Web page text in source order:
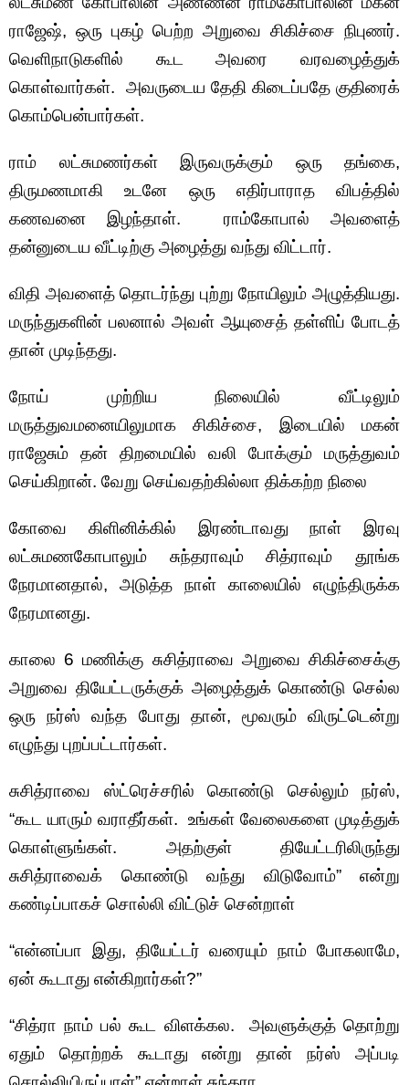
ராஜேஷ், ஒரு புகழ் பெற்ற அறுவை சிகிச்சை நிபுணர்.
வெளிநாடுகளில் கூட அவரை வரவழைத்துக்
கொள்வார்கள். அவருடைய தேதி கிடைப்பதே குதிரைக்
கொம்பென்பார்கள்.
ராம் லட்சுமணர்கள் இருவருக்கும் ஒரு தங்கை,
திருமணமாகி உடனே ஒரு எதிர்பாராத விபத்தில்
கணவனை இழந்தாள். ராம்கோபால் அவளைத்
தன்னுடைய வீட்டிற்கு அழைத்து வந்து விட்டார்.
விதி அவளைத் தொடர்ந்து புற்று நோயிலும் அழுத்தியது.
மருந்துகளின் பலனால் அவள் ஆயுசைத் தள்ளிப் போடத்
தான் முடிந்தது.
நோய் முற்றிய நிலையில் வீட்டிலும்
மருத்துவமனையிலுமாக சிகிச்சை, இடையில் மகன்
ராஜேசும் தன் திறமையில் வலி போக்கும் மருத்துவம்
செய்கிறான். வேறு செய்வதற்கில்லா திக்கற்ற நிலை
கோவை கிளினிக்கில் இரண்டாவது நாள் இரவு
லட்சுமணகோபாலும் சுந்தராவும் சித்ராவும் தூங்க
நேரமானதால், அடுத்த நாள் காலையில் எழுந்திருக்க
நேரமானது.
காலை 6 மணிக்கு சுசித்ராவை அறுவை சிகிச்சைக்கு
அறுவை தியேட்டருக்குக் அழைத்துக் கொண்டு செல்ல
ஒரு நர்ஸ் வந்த போது தான், மூவரும் விருட்டென்று
எழுந்து புறப்பட்டார்கள்.
சுசித்ராவை ஸ்ட்ரெச்சரில் கொண்டு செல்லும் நர்ஸ்,
“கூட யாரும் வராதீர்கள். உங்கள் வேலைகளை முடித்துக்
கொள்ளுங்கள். அதற்குள் தியேட்டரிலிருந்து
சுசித்ராவைக் கொண்டு வந்து விடுவோம்” என்று
கண்டிப்பாகச் சொல்லி விட்டுச் சென்றாள்
“என்னப்பா இது, தியேட்டர் வரையும் நாம் போகலாமே,
ஏன் கூடாது என்கிறார்கள்?”
“சித்ரா நாம் பல் கூட விளக்கல. அவளுக்குத் தொற்று
ஏதும் தொற்றக் கூடாது என்று தான் நர்ஸ் அப்படி